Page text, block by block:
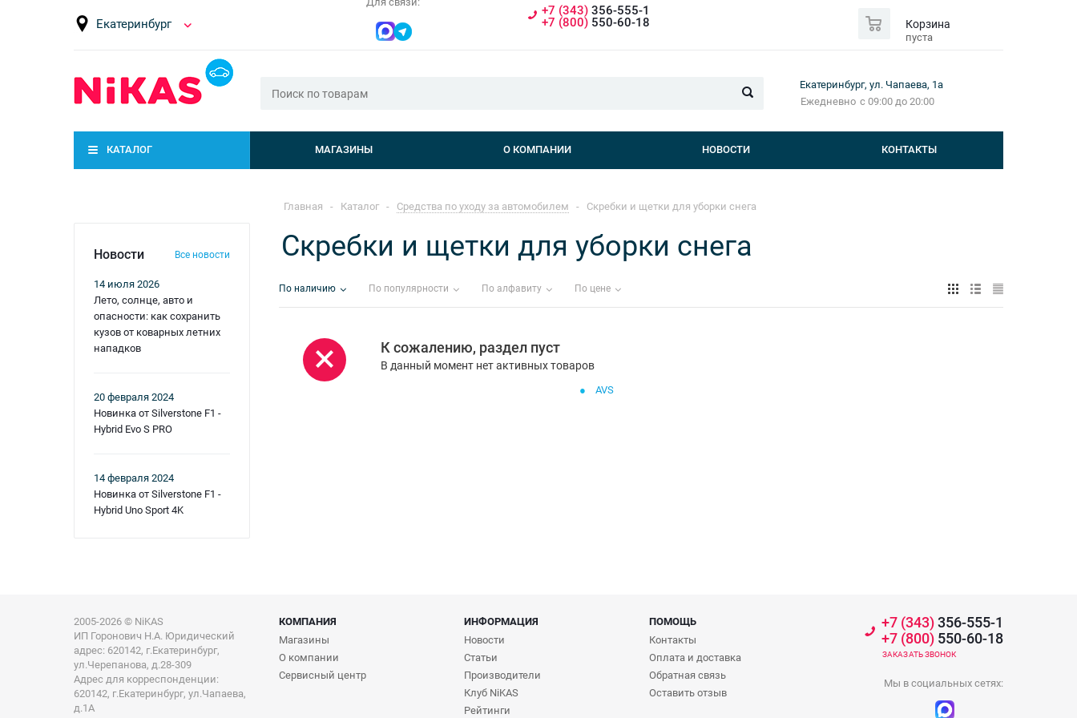
Екатеринбург
+7 (343) 356-555-1
+7 (800) 550-60-18 Корзина
пуста
Екатеринбург, ул. Чапаева, 1а
Ежедневно с 09:00 до 20:00
КАТАЛОГ МАГАЗИНЫ О КОМПАНИИ НОВОСТИ КОНТАКТЫ
Новости Все новости
14 июля 2026
Лето, солнце, авто и
опасности: как сохранить
кузов от коварных летних
нападков
20 февраля 2024
Новинка от Silverstone F1 -
Hybrid Evo S PRO
14 февраля 2024
Новинка от Silverstone F1 -
Hybrid Uno Sport 4K
Главная - Каталог - Средства по уходу за автомобилем - Скребки и щетки для уборки снега
Скребки и щетки для уборки снега
По наличию По популярности По алфавиту По цене
К сожалению, раздел пуст
В данный момент нет активных товаров
AVS
2005-2026 © NiKAS
ИП Горонович Н.А. Юридический
адрес: 620142, г.Екатеринбург,
ул.Черепанова, д.28-309
Адрес для корреспонденции:
620142, г.Екатеринбург, ул.Чапаева,
д.1А
КОМПАНИЯ ИНФОРМАЦИЯ
ПОМОЩЬ
Магазины
О компании
Сервисный центр
Новости
Статьи
Производители
Клуб NiKAS
Рейтинги
Контакты
Оплата и доставка
Обратная связь
Оставить отзыв
+7 (343)356-555-1
+7 (800) 550-60-18
ЗАКАЗАТЬ ЗВОНОК
Мы в социальных сетях: